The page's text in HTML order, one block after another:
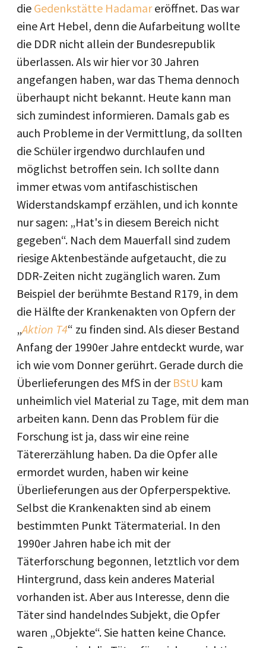
die Gedenkstätte Hadamareröffnet. Das war
eine Art Hebel, denn die Aufarbeitung wollte
die DDR nicht allein der Bundesrepublik
überlassen. Als wir hier vor 30 Jahren
angefangen haben, war das Thema dennoch
überhaupt nicht bekannt. Heute kann man
sich zumindest informieren. Damals gab es
auch Probleme in der Vermittlung, da sollten
die Schüler irgendwo durchlaufen und
möglichst betroffen sein. Ich sollte dann
immer etwas vom antifaschistischen
Widerstandskampf erzählen, und ich konnte
nur sagen: „Hat's in diesem Bereich nicht
gegeben“. Nach dem Mauerfall sind zudem
riesige Aktenbestände aufgetaucht, die zu
DDR-Zeiten nicht zugänglich waren. Zum
Beispiel der berühmte Bestand R179, in dem
die Hälfte der Krankenakten von Opfern der
„Aktion T4“ zu finden sind. Als dieser Bestand
Anfang der 1990er Jahre entdeckt wurde, war
ich wie vom Donner gerührt. Gerade durch die
Überlieferungen des MfS in der BStU kam
unheimlich viel Material zu Tage, mit dem man
arbeiten kann. Denn das Problem für die
Forschung ist ja, dass wir eine reine
Tätererzählung haben. Da die Opfer alle
ermordet wurden, haben wir keine
Überlieferungen aus der Opferperspektive.
Selbst die Krankenakten sind ab einem
bestimmten Punkt Tätermaterial. In den
1990er Jahren habe ich mit der
Täterforschung begonnen, letztlich vor dem
Hintergrund, dass kein anderes Material
vorhanden ist. Aber aus Interesse, denn die
Täter sind handelndes Subjekt, die Opfer
waren „Objekte“. Sie hatten keine Chance.